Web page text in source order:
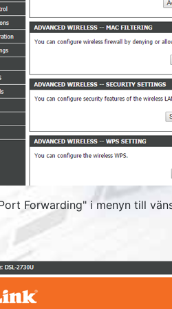
Forwarding" i menyn till